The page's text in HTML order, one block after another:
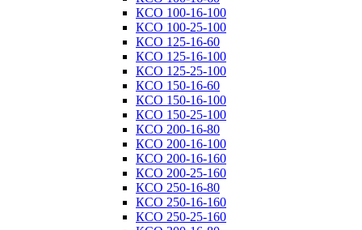
КСО 100-16-100
КСО 100-25-100
КСО 125-16-60
КСО 125-16-100
КСО 125-25-100
КСО 150-16-60
КСО 150-16-100
КСО 150-25-100
КСО 200-16-80
КСО 200-16-100
КСО 200-16-160
КСО 200-25-160
КСО 250-16-80
КСО 250-16-160
КСО 250-25-160